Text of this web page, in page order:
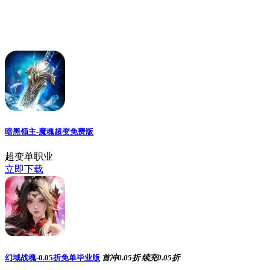
暗黑领主-魔魂超变免费版
超变单职业
立即下载
幻域战魂-0.05折免单毕业版 首冲0.05折 续充0.05折